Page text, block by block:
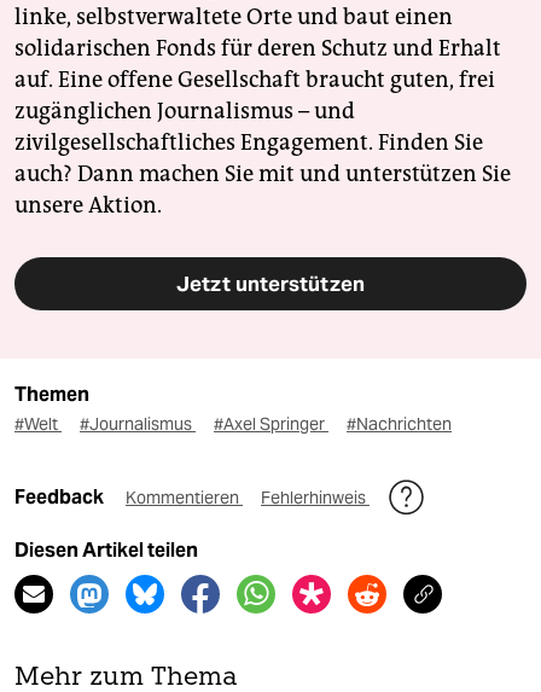
linke, selbstverwaltete Orte und baut einen
solidarischen Fonds für deren Schutz und Erhalt
auf. Eine offene Gesellschaft braucht guten, frei
zugänglichen Journalismus – und
zivilgesellschaftliches Engagement. Finden Sie
auch? Dann machen Sie mit und unterstützen Sie
unsere Aktion.
Jetzt unterstützen
Themen
#Welt #Journalismus #Axel Springer #Nachrichten
Feedback Kommentieren Fehlerhinweis
Diesen Artikel teilen
Mehr zum Thema